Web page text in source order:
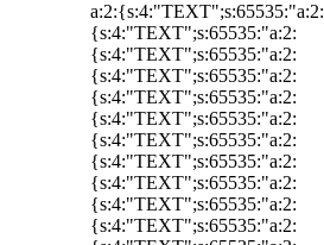
a:2:{s:4:"TEXT";s:65535:"a:2:
{s:4:"TEXT";s:65535:"a:2:
{s:4:"TEXT";s:65535:"a:2:
{s:4:"TEXT";s:65535:"a:2:
{s:4:"TEXT";s:65535:"a:2:
{s:4:"TEXT";s:65535:"a:2:
{s:4:"TEXT";s:65535:"a:2:
{s:4:"TEXT";s:65535:"a:2:
{s:4:"TEXT";s:65535:"a:2:
{s:4:"TEXT";s:65535:"a:2:
{s:4:"TEXT";s:65535:"a:2: